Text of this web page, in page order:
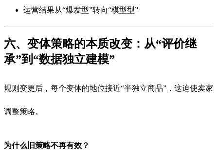
运营结果从“爆发型”转向“模型型”
六、变体策略的本质改变：从“评价继
承”到“数据独立建模”
规则变更后，每个变体的地位接近“半独立商品”，这迫使卖家
调整策略。
为什么旧策略不再有效？